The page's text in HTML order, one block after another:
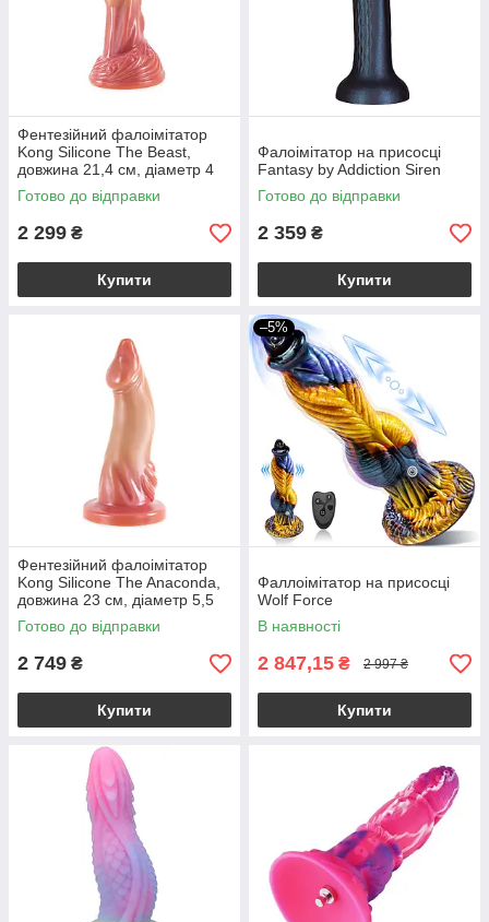
Фентезійний фалоімітатор
Kong Silicone The Beast,
довжина 21,4 см, діаметр 4
см
Готово до відправки
2 299 ₴
Купити
Фалоімітатор на присосці
Fantasy by Addiction Siren
Готово до відправки
2 359 ₴
Купити
Фентезійний фалоімітатор
Kong Silicone The Anaconda,
довжина 23 см, діаметр 5,5
см
Готово до відправки
2 749 ₴
Купити
–5%
Фаллоімітатор на присосці
Wolf Force
В наявності
2 847,15 ₴ 2 997 ₴
Купити